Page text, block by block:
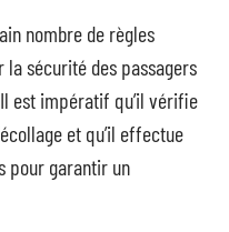
nombre de règles
la sécurité des passagers
est impératif qu’il vérifie
et qu’il effectue
pour garantir un